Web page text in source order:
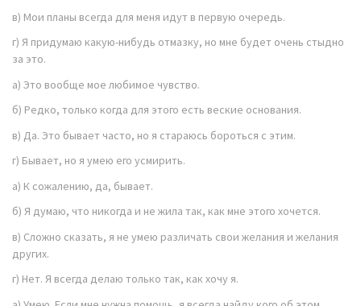
в) Мои планы всегда для меня идут в первую очередь.
г) Я придумаю какую-нибудь отмазку, но мне будет очень стыдно
за это.
а) Это вообще мое любимое чувство.
б) Редко, только когда для этого есть веские основания.
в) Да. Это бывает часто, но я стараюсь бороться с этим.
г) Бывает, но я умею его усмирить.
а) К сожалению, да, бывает.
б) Я думаю, что никогда и не жила так, как мне этого хочется.
в) Сложно сказать, я не умею различать свои желания и желания
других.
г) Нет. Я всегда делаю только так, как хочу я.